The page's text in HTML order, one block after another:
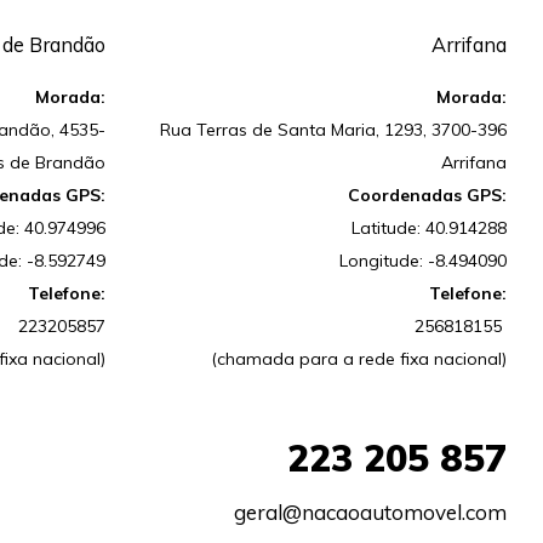
Brandão
Morada:
4535-
de Brandão
GPS:
40.974996
-8.592749
Telefone:
223205857
nacional)
Arrifana
Morada:
Rua Terras de Santa Maria, 1293, 3700-396
Arrifana
Coordenadas GPS:
Latitude: 40.914288
Longitude: -8.494090
Telefone:
256818155
(chamada para a rede fixa nacional)
223 205 857
geral@nacaoautomovel.com